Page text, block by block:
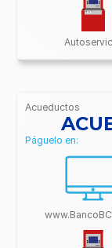
Acueductos
/
Páguelo en: